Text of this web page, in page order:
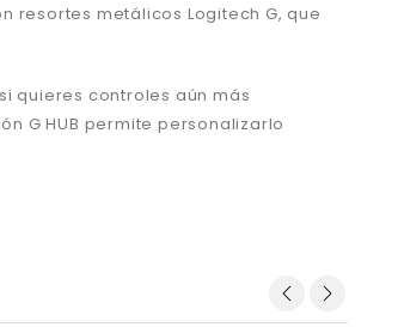
resortes metálicos Logitech G, que
quieres controles aún más
G HUB permite personalizarlo